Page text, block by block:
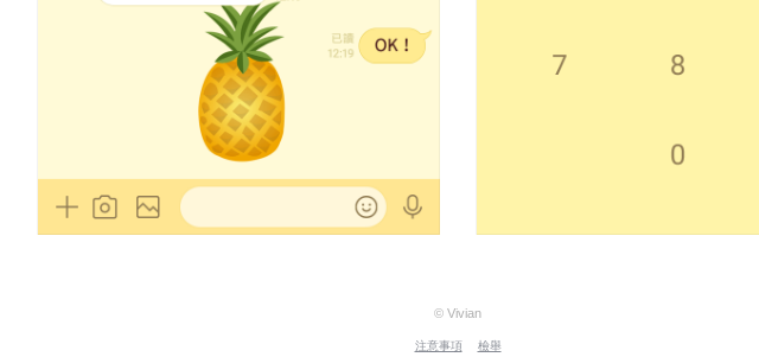
© Vivian
注意事項 檢舉